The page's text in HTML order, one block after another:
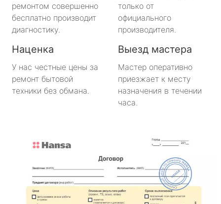
ремонтом совершенно
бесплатно производит
диагностику.
только от
официального
производителя.
Наценка
У нас честные цены за
ремонт бытовой
техники без обмана.
Выезд мастера
Мастер оперативно
приезжает к месту
назначения в течении
часа.